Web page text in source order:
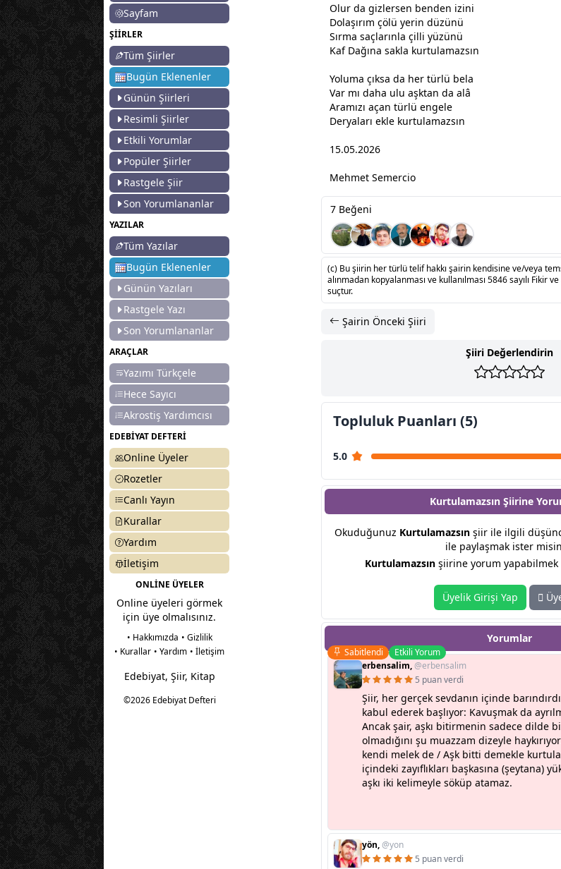
Sayfam
ŞİİRLER
Tüm Şiirler
Bugün Eklenenler
Günün Şiirleri
Resimli Şiirler
Etkili Yorumlar
Popüler Şiirler
Rastgele Şiir
Son Yorumlananlar
YAZILAR
Tüm Yazılar
Bugün Eklenenler
Günün Yazıları
Rastgele Yazı
Son Yorumlananlar
ARAÇLAR
Yazımı Türkçele
Hece Sayıcı
Akrostiş Yardımcısı
EDEBİYAT DEFTERİ
Online Üyeler
Rozetler
Canlı Yayın
Kurallar
Yardım
İletişim
ONLİNE ÜYELER
Online üyeleri görmek
için üye olmalısınız.
• Hakkımızda • Gizlilik
• Kurallar • Yardım • İletişim
Edebiyat, Şiir, Kitap
©2026 Edebiyat Defteri
Olur da gizlersen benden izini
Dolaşırım çölü yerin düzünü
Sırma saçlarınla çilli yüzünü
Kaf Dağına sakla kurtulamazsın
Yoluma çıksa da her türlü bela
Var mı daha ulu aşktan da alâ
Aramızı açan türlü engele
Deryaları ekle kurtulamazsın
15.05.2026
Mehmet Semercio
7 Beğeni
(c) Bu şiirin her türlü telif hakkı şairin kendisine ve/veya
alınmadan kopyalanması ve kullanılması 5846 sayılı Fikir
suçtur.
Şairin Önceki Şiiri
Şiiri Değerlendirin
Topluluk Puanları (5)
5.0
Kurtulamazsın Şiirine
Okuduğunuz Kurtulamazsın şiir ile ilgili
ile paylaşmak ister
Kurtulamazsın şiirine yorum yapabilmek
Üyelik Girişi Yap
Yorumlar
Sabitlendi
Etkili Yorum
erbensalim,@erbensalim
5 puan verdi
Şiir, her gerçek sevdanın içinde
kabul ederek başlıyor: Kavuşmak da
Ancak şair, aşkı bitirmenin sadece dilde
olmadığını şu muazzam dizeyle
kendi melek de / Aşk bitti demekle
içindeki zayıflıkları başkasına (şeytana)
aşkı iki kelimeyle söküp atamaz.
yön,@yon
5 puan verdi